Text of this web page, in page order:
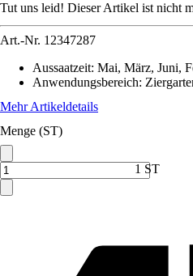
Tut uns leid! Dieser Artikel ist nicht
Art.-Nr. 12347287
Aussaatzeit: Mai, März, Juni,
Anwendungsbereich:
Mehr Artikeldetails
Menge (ST)
1 ST